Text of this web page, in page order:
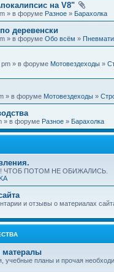
на V8"
» в форуме Разное » Барахолка
деревенски
» в форуме Обо всём »
pm » в форуме Мотовездеходы »
» в форуме Мотовездеходы »
» в форуме Разное » Барахолка
ЧТОБ ПОТОМ НЕ ОБИЖАЛИСЬ.
и отзывы о материалах
матералы
учебные планы и прочая